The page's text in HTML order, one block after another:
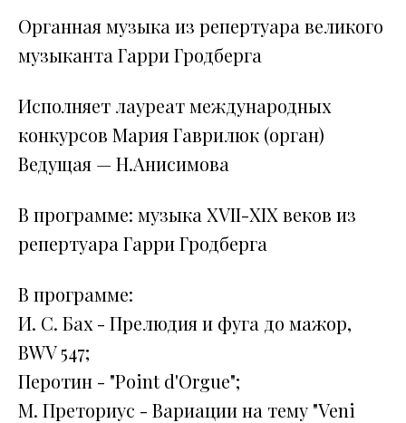
Органная музыка из репертуара великого
музыканта Гарри Гродберга
Исполняет лауреат международных
конкурсов Мария Гаврилюк (орган)
Ведущая — Н.Анисимова
В программе: музыка XVII-XIX веков из
репертуара Гарри Гродберга
В программе:
И. С. Бах - Прелюдия и фуга до мажор,
BWV 547;
Перотин - "Point d'Orgue";
М. Преториус - Вариации на тему "Veni